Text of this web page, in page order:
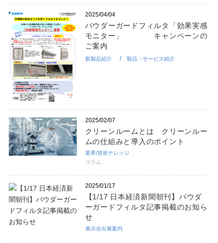
2025/04/04
パウダーガードフィルタ「効果実感
モニター」 キャンペーンの
ご案内
新製品紹介 製品・サービス紹介
2025/02/07
クリーンルームとは クリーンルー
ムの仕組みと導入のポイント
業界/技術ナレッジ
コラム
2025/01/17
【1/17 日本経済新聞朝刊】パウダ
ーガードフィルタ記事掲載のお知ら
せ
展示会出展案内